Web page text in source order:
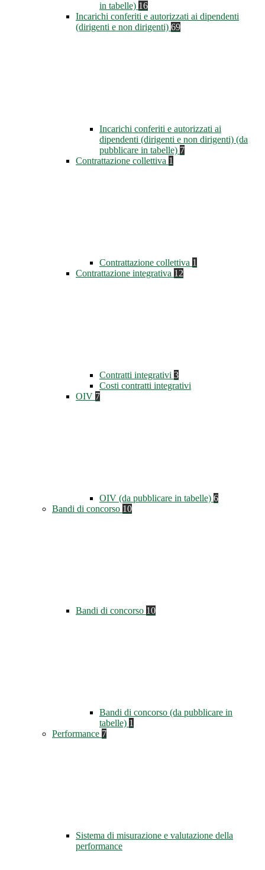
in tabelle) 16
Incarichi conferiti e autorizzati ai dipendenti
(dirigenti e non dirigenti) 69
Incarichi conferiti e autorizzati ai
dipendenti (dirigenti e non dirigenti) (da
pubblicare in tabelle) 7
Contrattazione collettiva 1
Contrattazione collettiva 1
Contrattazione integrativa 12
Contratti integrativi 3
Costi contratti integrativi
OIV 7
OIV (da pubblicare in tabelle) 6
Bandi di concorso 10
Bandi di concorso 10
Bandi di concorso (da pubblicare in
tabelle) 1
Performance 7
Sistema di misurazione e valutazione della
performance